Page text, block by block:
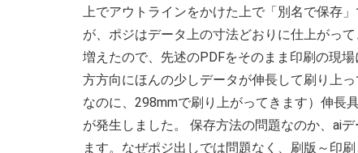
上でアウトラインをかけた上で「別名で保存
が、ポジはデータ上の寸法どおりに仕上がっ
増えたので、先述のPDFをそのまま印刷の現
方方向にほんの少しデータが伸長して刷り上
なのに、298mmで刷り上がってきます）伸長
が発生しました。 保存方法の問題なのか、ai
ます。なぜポジ出しでは問題なく、刷版～印